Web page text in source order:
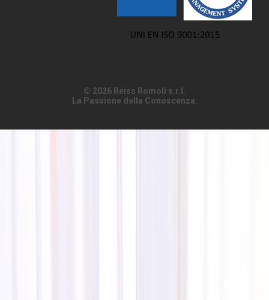
© 2026 Reiss Romoli s.r.l.
La Passione della Conoscenza.